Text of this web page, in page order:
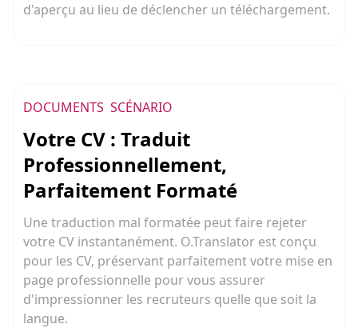
d'aperçu au lieu de déclencher un téléchargement.
DOCUMENTS SCÉNARIO
Votre CV : Traduit
Professionnellement,
Parfaitement Formaté
Une traduction mal formatée peut faire rejeter
votre CV instantanément. O.Translator est conçu
pour les CV, préservant parfaitement votre mise en
page professionnelle pour vous assurer
d'impressionner les recruteurs quelle que soit la
langue.